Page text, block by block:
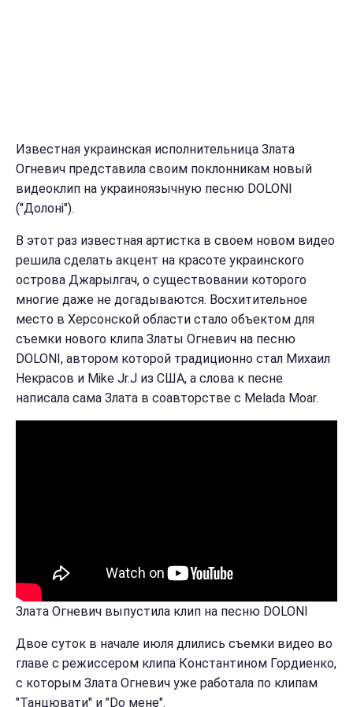
Известная украинская исполнительница Злата
Огневич представила своим поклонникам новый
видеоклип на украиноязычную песню DOLONI
("Долоні").
В этот раз известная артистка в своем новом видео
решила сделать акцент на красоте украинского
острова Джарылгач, о существовании которого
многие даже не догадываются. Восхитительное
место в Херсонской области стало объектом для
съемки нового клипа Златы Огневич на песню
DOLONI, автором которой традиционно стал Михаил
Некрасов и Mike Jr.J из США, а слова к песне
написала сама Злата в соавторстве с Melada Moar.
Злата Огневич выпустила клип на песню DOLONI
Двое суток в начале июля длились съемки видео во
главе с режиссером клипа Константином Гордиенко,
с которым Злата Огневич уже работала по клипам
"Танцювати" и "Do мене".